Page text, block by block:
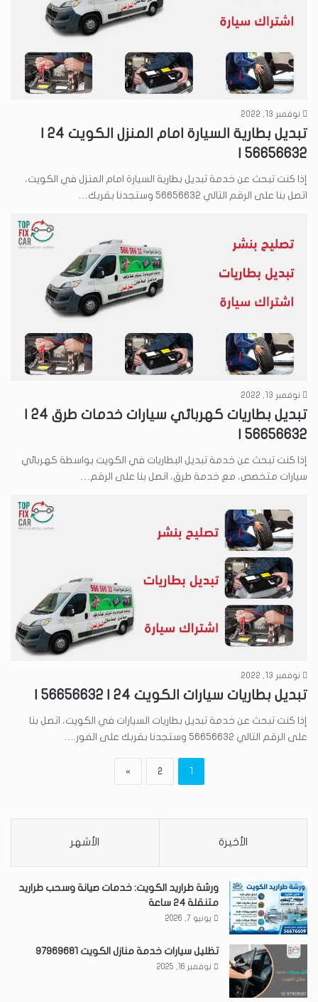
نوفمبر 13, 2022
تبديل بطارية السيارة امام المنزل الكويت 24 |
56656632 |
إذا كنت تبحث عن خدمة تبديل بطارية السيارة امام المنزل في الكويت،
اتصل بنا على الرقم التالي 56656632 وستجدنا بقربك…
نوفمبر 13, 2022
تبديل بطاريات كهربائي سيارات خدمات طرق 24 |
56656632 |
إذا كنت تبحث عن خدمة تبديل البطاريات في الكويت بواسطة كهربائي
سيارات متخصص، مع خدمة طرق، اتصل بنا على الرقم…
نوفمبر 13, 2022
تبديل بطاريات سيارات الكويت 24 | 56656632 |
إذا كنت تبحث عن خدمة تبديل بطاريات السيارات في الكويت، اتصل بنا
على الرقم التالي 56656632 وستجدنا بقربك على الفور.…
2
»
الأخيرة الأشهر
ورشة طراريد الكويت: خدمات صيانة وسحب طراريد
متنقلة 24 ساعة
يونيو 7, 2026
تظليل سيارات خدمة منازل الكويت 97969681
نوفمبر 16, 2025